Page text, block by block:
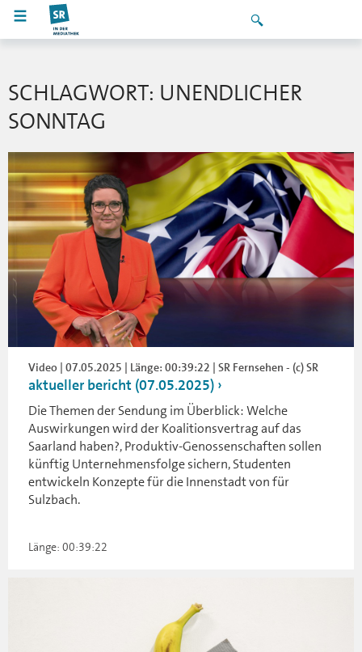
SCHLAGWORT: UNENDLICHER
SONNTAG
Video | 07.05.2025 | Länge: 00:39:22 | SR Fernsehen - (c) SR
aktueller bericht (07.05.2025)
Die Themen der Sendung im Überblick: Welche
Auswirkungen wird der Koalitionsvertrag auf das
Saarland haben?, Produktiv-Genossenschaften sollen
künftig Unternehmensfolge sichern, Studenten
entwickeln Konzepte für die Innenstadt von für
Sulzbach.
Länge: 00:39:22